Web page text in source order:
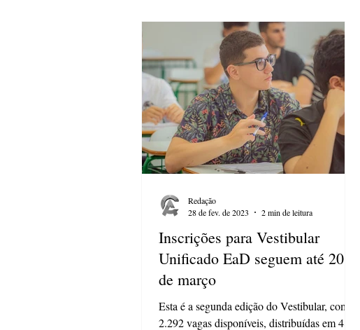
Inscrições para Vestibular
Unificado EaD seguem até 20
de março
Esta é a segunda edição do Vestibular, com
2.292 vagas disponíveis, distribuídas em 48
Redação
28 de fev. de 2023
2 min de leitura